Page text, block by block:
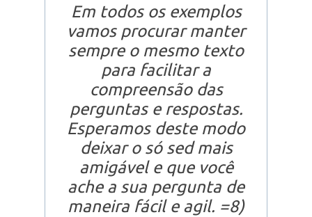
Em todos os exemplos
vamos procurar manter
sempre o mesmo texto
para facilitar a
compreensão das
perguntas e respostas.
Esperamos deste modo
deixar o só sedmais
amigável e que você
ache a sua pergunta de
maneira fácil e agil. =8)